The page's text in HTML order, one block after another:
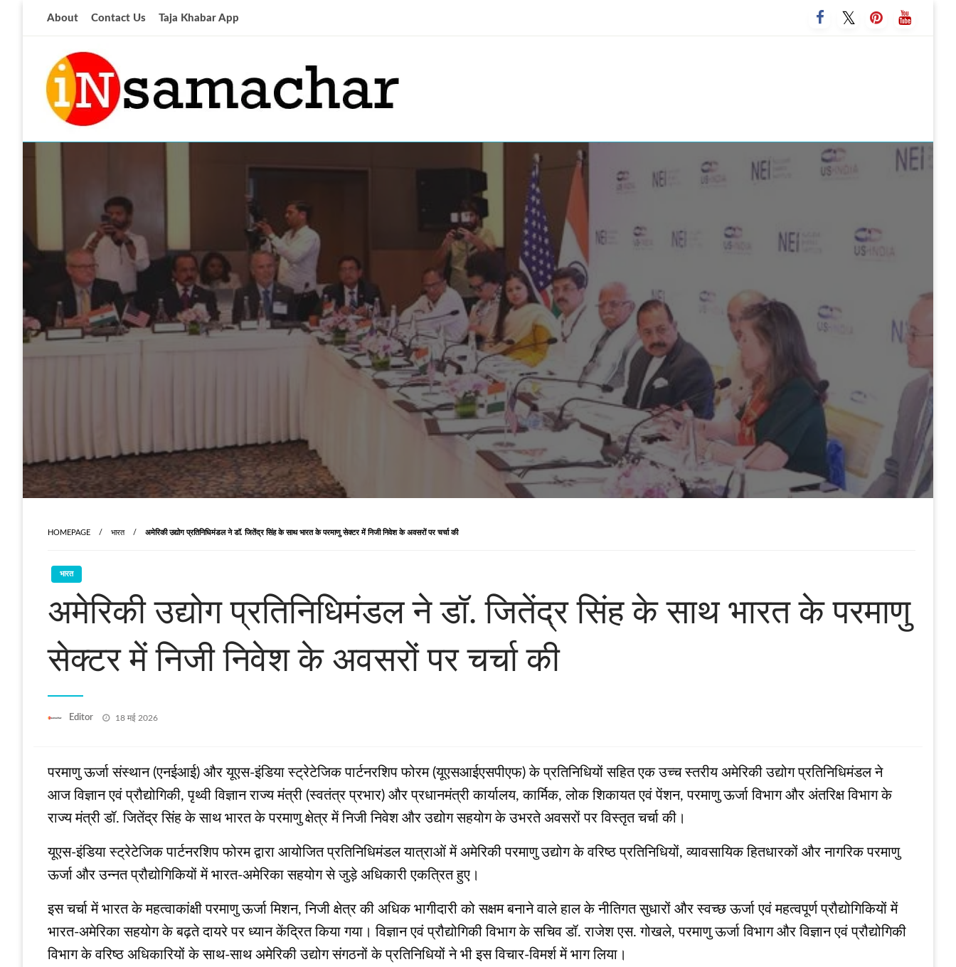
About Contact Us Taja Khabar App
आज की ताजा खबर
HOMEPAGE भारत अमेरिकी उद्योग प्रतिनिधिमंडल ने डॉ. जितेंद्र सिंह के साथ भारत के परमाणु सेक्टर में निजी निवेश के अवसरों पर चर्चा की
भारत
अमेरिकी उद्योग प्रतिनिधिमंडल ने डॉ. जितेंद्र सिंह के साथ भारत के परमाणु
सेक्टर में निजी निवेश के अवसरों पर चर्चा की
Editor
Posted
18 मई 2026
परमाणु ऊर्जा संस्थान (एनईआई) और यूएस-इंडिया स्ट्रेटेजिक पार्टनरशिप फोरम (यूएसआईएसपीएफ) के प्रतिनिधियों सहित एक उच्च स्तरीय अमेरिकी उद्योग प्रतिनिधिमंडल ने
आज विज्ञान एवं प्रौद्योगिकी, पृथ्वी विज्ञान राज्य मंत्री (स्वतंत्र प्रभार) और प्रधानमंत्री कार्यालय, कार्मिक, लोक शिकायत एवं पेंशन, परमाणु ऊर्जा विभाग और अंतरिक्ष विभाग के
राज्य मंत्री डॉ. जितेंद्र सिंह के साथ भारत के परमाणु क्षेत्र में निजी निवेश और उद्योग सहयोग के उभरते अवसरों पर विस्तृत चर्चा की।
यूएस-इंडिया स्ट्रेटेजिक पार्टनरशिप फोरम द्वारा आयोजित प्रतिनिधिमंडल यात्राओं में अमेरिकी परमाणु उद्योग के वरिष्ठ प्रतिनिधियों, व्यावसायिक हितधारकों और नागरिक परमाणु
ऊर्जा और उन्नत प्रौद्योगिकियों में भारत-अमेरिका सहयोग से जुड़े अधिकारी एकत्रित हुए।
इस चर्चा में भारत के महत्वाकांक्षी परमाणु ऊर्जा मिशन, निजी क्षेत्र की अधिक भागीदारी को सक्षम बनाने वाले हाल के नीतिगत सुधारों और स्वच्छ ऊर्जा एवं महत्वपूर्ण प्रौद्योगिकियों में
भारत-अमेरिका सहयोग के बढ़ते दायरे पर ध्यान केंद्रित किया गया। विज्ञान एवं प्रौद्योगिकी विभाग के सचिव डॉ. राजेश एस. गोखले, परमाणु ऊर्जा विभाग और विज्ञान एवं प्रौद्योगिकी
विभाग के वरिष्ठ अधिकारियों के साथ-साथ अमेरिकी उद्योग संगठनों के प्रतिनिधियों ने भी इस विचार-विमर्श में भाग लिया।